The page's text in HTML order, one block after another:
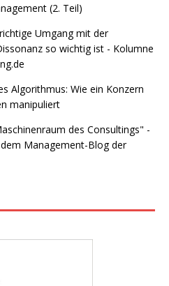
(2. Teil)
Umgang mit der
so wichtig ist - Kolumne
Algorithmus: Wie ein Konzern
manipuliert
des Consultings" -
Management-Blog der